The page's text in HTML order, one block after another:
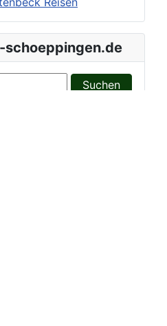
schoeppingen.de
Suchen